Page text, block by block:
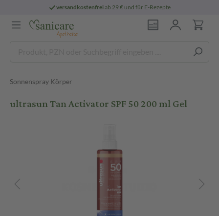
versandkostenfreiab 29 € und für E-Rezepte
Sonnenspray Körper
ultrasun Tan Activator SPF 50 200 ml Gel